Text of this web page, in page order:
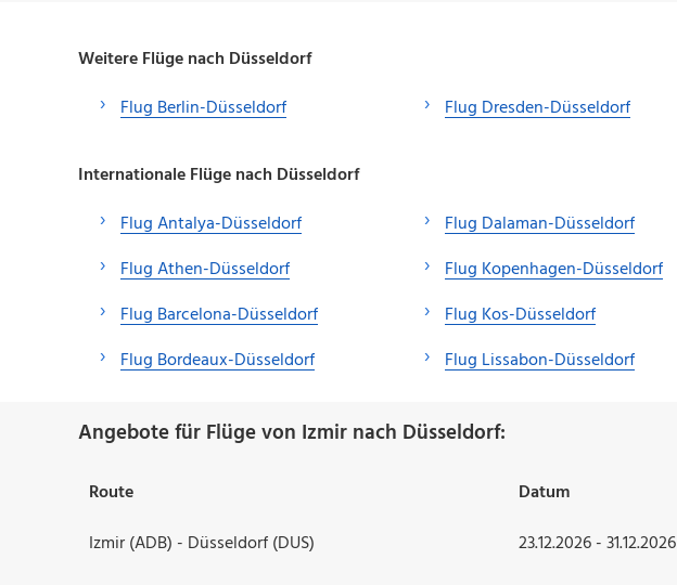
Weitere Flüge nach Düsseldorf
Flug Berlin-Düsseldorf
Flug Dresden-Düsseldorf
Internationale Flüge nach Düsseldorf
Flug Antalya-Düsseldorf
Flug Athen-Düsseldorf
Flug Barcelona-Düsseldorf
Flug Bordeaux-Düsseldorf
Flug Dalaman-Düsseldorf
Flug Kopenhagen-Düsseldorf
Flug Kos-Düsseldorf
Flug Lissabon-Düsseldorf
Angebote für Flüge von Izmir nach Düsseldorf:
Route Datum
Izmir (ADB) - Düsseldorf (DUS)
23.12.2026 - 31.12.2026